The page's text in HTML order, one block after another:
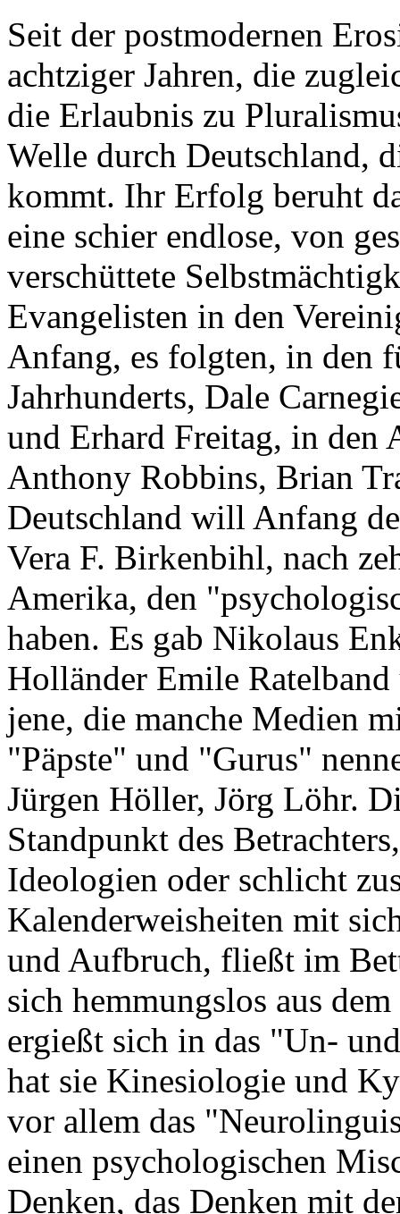
Seit der postmodernen
achtziger Jahren, die
die Erlaubnis zu
Welle durch Deutschland,
kommt. Ihr Erfolg beruht
eine schier endlose, von
verschüttete
Evangelisten in den
Anfang, es folgten, in den
Jahrhunderts, Dale
und Erhard Freitag, in den
Anthony Robbins, Brian
Deutschland will Anfang
Vera F. Birkenbihl, nach
Amerika, den
haben. Es gab Nikolaus
Holländer Emile
jene, die manche Medien
"Päpste" und "Gurus"
Jürgen Höller, Jörg Löhr.
Standpunkt des
Ideologien oder schlicht
Kalenderweisheiten mit
und Aufbruch, fließt im
sich hemmungslos aus
ergießt sich in das "Un-
hat sie Kinesiologie und
vor allem das
einen psychologischen
Denken, das Denken mit